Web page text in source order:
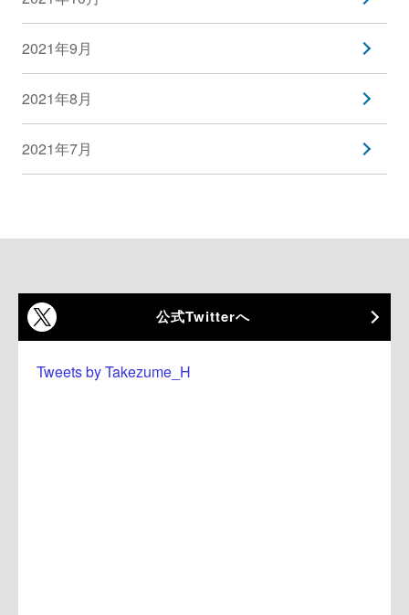
2021年9月
2021年8月
2021年7月
公式Twitterへ
Tweets by Takezume_H